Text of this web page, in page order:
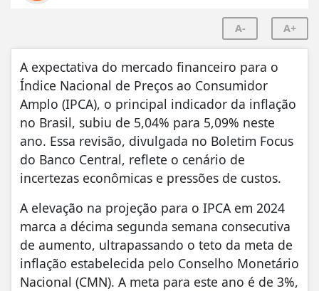
A- A+
A expectativa do mercado financeiro para o
Índice Nacional de Preços ao Consumidor
Amplo (IPCA), o principal indicador da inflação
no Brasil, subiu de 5,04% para 5,09% neste
ano. Essa revisão, divulgada no Boletim Focus
do Banco Central, reflete o cenário de
incertezas econômicas e pressões de custos.
A elevação na projeção para o IPCA em 2024
marca a décima segunda semana consecutiva
de aumento, ultrapassando o teto da meta de
inflação estabelecida pelo Conselho Monetário
Nacional (CMN). A meta para este ano é de 3%,